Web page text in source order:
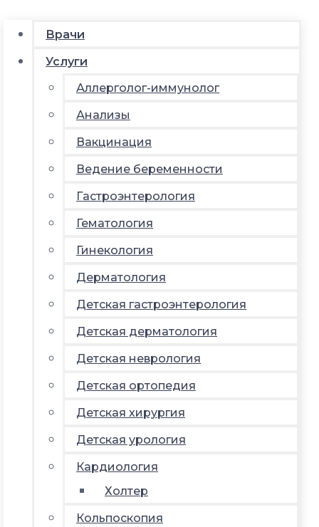
Врачи
Услуги
Аллерголог-иммунолог
Анализы
Вакцинация
Ведение беременности
Гастроэнтерология
Гематология
Гинекология
Дерматология
Детская гастроэнтерология
Детская дерматология
Детская неврология
Детская ортопедия
Детская хирургия
Детская урология
Кардиология
Холтер
Кольпоскопия